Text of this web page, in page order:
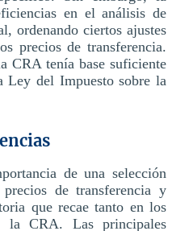
en el análisis de
ordenando ciertos ajustes
precios de transferencia.
CRA tenía base suficiente
Ley del Impuesto sobre la
de una selección
de transferencia y
que recae tanto en los
la CRA. Las principales